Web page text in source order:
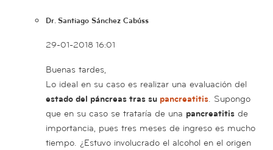
Dr. Santiago Sánchez Cabúss
29-01-2018 16:01
Buenas tardes,
Lo ideal en su caso es realizar una evaluación del
estado del páncreas tras su pancreatitis. Supongo
que en su caso se trataría de una pancreatitis de
importancia, pues tres meses de ingreso es mucho
tiempo. ¿Estuvo involucrado el alcohol en el origen